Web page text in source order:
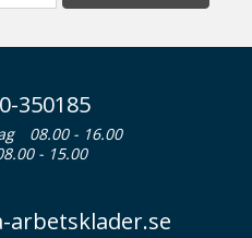
350185
08.00 - 16.00
- 15.00
arbetsklader.se